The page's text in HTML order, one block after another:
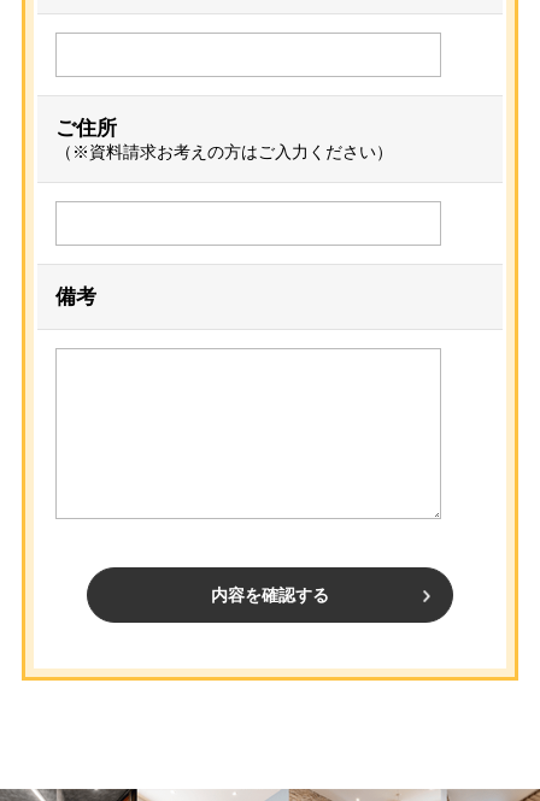
ご住所
（※資料請求お考えの方はご入力ください）
備考